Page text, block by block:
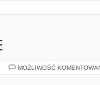
MOŻLIWOŚĆ